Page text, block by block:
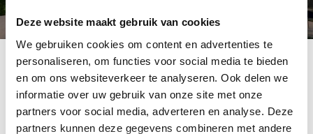
Deze website maakt gebruik van cookies
We gebruiken cookies om content en advertenties te
personaliseren, om functies voor social media te bieden
en om ons websiteverkeer te analyseren. Ook delen we
informatie over uw gebruik van onze site met onze
partners voor social media, adverteren en analyse. Deze
partners kunnen deze gegevens combineren met andere